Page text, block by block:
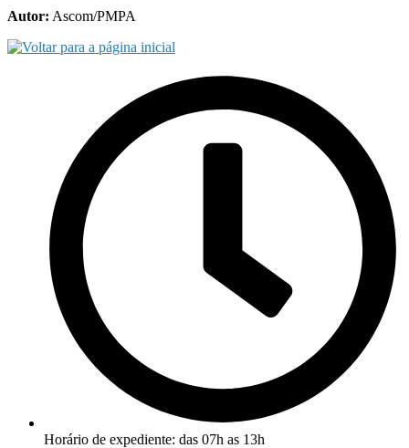
Autor: Ascom/PMPA
Horário de expediente: das 07h as 13h